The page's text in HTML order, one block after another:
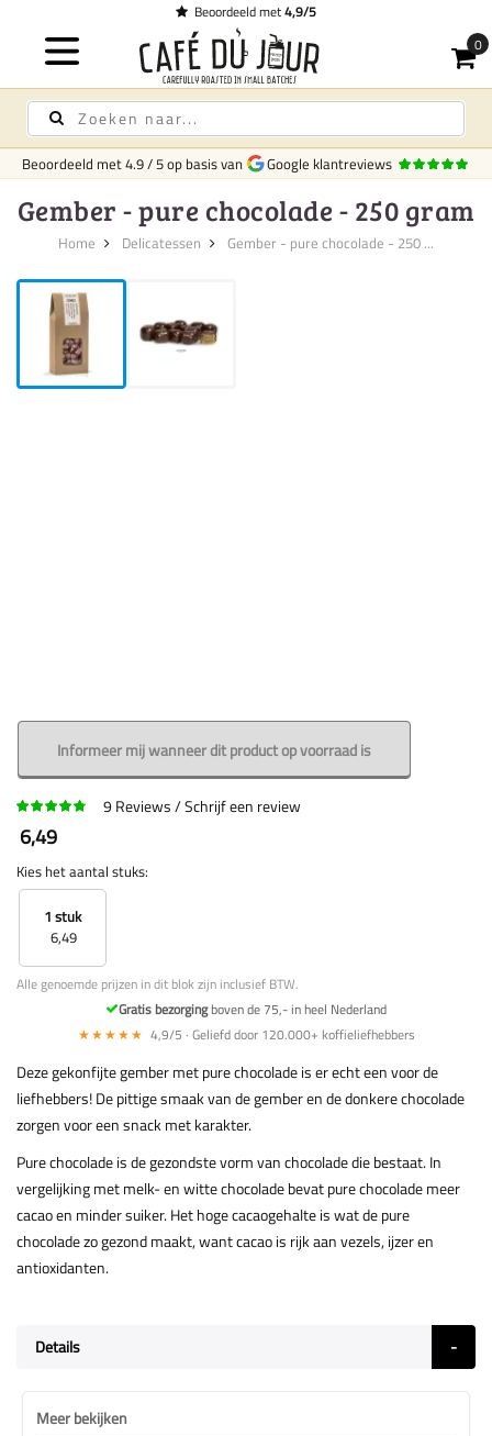
Beoordeeld met4,9/5
Beoordeeld met4.9/5op basis van Google klantreviews
Gember - pure chocolade - 250 gram
Home Delicatessen Gember - pure chocolade - 250 ...
Informeer mij wanneer dit product op voorraad is
9Reviews Schrijf een review
6,49
Kies het aantal stuks:
1 stuk
6,49
Alle genoemde prijzen in dit blok zijn inclusief BTW.
Gratis bezorgingboven de 75,- in heel Nederland
★★★★★ 4,9/5 · Geliefd door 120.000+ koffieliefhebbers
Deze gekonfijte gember met pure chocolade is er echt een voor de
liefhebbers! De pittige smaak van de gember en de donkere chocolade
zorgen voor een snack met karakter.
Pure chocolade is de gezondste vorm van chocolade die bestaat. In
vergelijking met melk- en witte chocolade bevat pure chocolade meer
cacao en minder suiker. Het hoge cacaogehalte is wat de pure
chocolade zo gezond maakt, want cacao is rijk aan vezels, ijzer en
antioxidanten.
Details
Meer bekijken